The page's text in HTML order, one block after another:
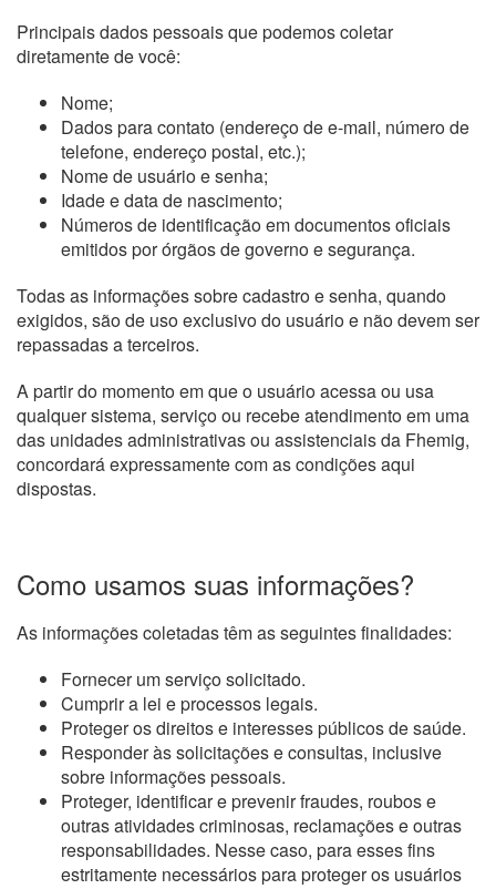
Principais dados pessoais que podemos coletar
diretamente de você:
Nome;
Dados para contato (endereço de e-mail, número de
telefone, endereço postal, etc.);
Nome de usuário e senha;
Idade e data de nascimento;
Números de identificação em documentos oficiais
emitidos por órgãos de governo e segurança.
Todas as informações sobre cadastro e senha, quando
exigidos, são de uso exclusivo do usuário e não devem ser
repassadas a terceiros.
A partir do momento em que o usuário acessa ou usa
qualquer sistema, serviço ou recebe atendimento em uma
das unidades administrativas ou assistenciais da Fhemig,
concordará expressamente com as condições aqui
dispostas.
Como usamos suas informações?
As informações coletadas têm as seguintes finalidades:
Fornecer um serviço solicitado.
Cumprir a lei e processos legais.
Proteger os direitos e interesses públicos de saúde.
Responder às solicitações e consultas, inclusive
sobre informações pessoais.
Proteger, identificar e prevenir fraudes, roubos e
outras atividades criminosas, reclamações e outras
responsabilidades. Nesse caso, para esses fins
estritamente necessários para proteger os usuários